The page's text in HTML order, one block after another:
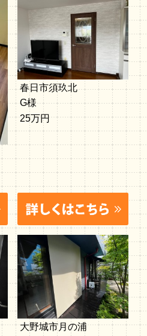
春日市須玖北
G様
25万円
大野城市月の浦